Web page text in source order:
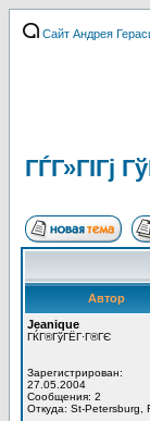
Сайт Андрея
ГЃГ»ГІГј
Автор
Jeanique
ГЌГ®ГўГЁГ·Г®ГЄ
Зарегистрирован:
27.05.2004
Сообщения: 2
Откуда: St-Petersburg,